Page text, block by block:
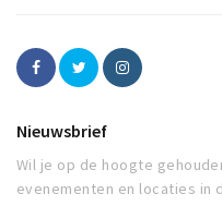
Nieuwsbrief
Wil je op de hoogte
evenementen en locaties in